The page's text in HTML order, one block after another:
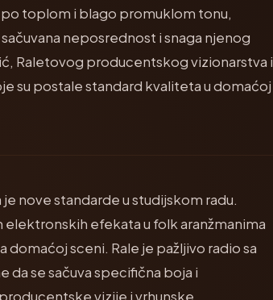
toplom i blago promuklom tonu,
neposrednost i snaga njenog
Raletovog producentskog vizionarstva i
su postale standard kvaliteta u domaćoj
nove standarde u studijskom radu.
efekata u folk aranžmanima
sceni. Rale je pažljivo radio sa
da se sačuva specifična boja i
vizije i vrhunske